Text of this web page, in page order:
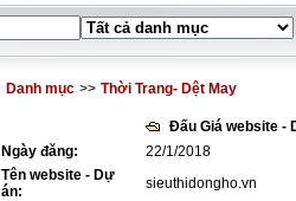
Danh mục >> Thời Trang- Dệt May
Đấu Giá website -
Ngày đăng:
22/1/2018
Tên website - Dự
án:
sieuthidongho.vn